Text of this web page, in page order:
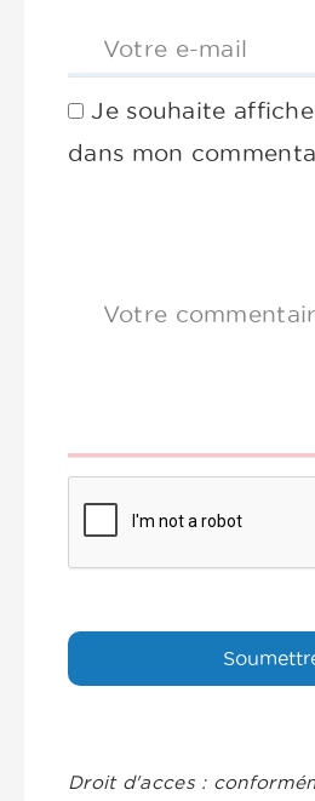
Votre e-mail
Je souhaite
dans mon
Votre
Droit d'acces :